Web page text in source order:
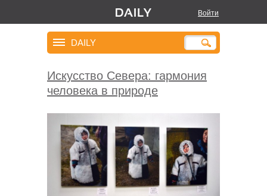
Войти
DAILY
Искусство Севера: гармония
человека в природе